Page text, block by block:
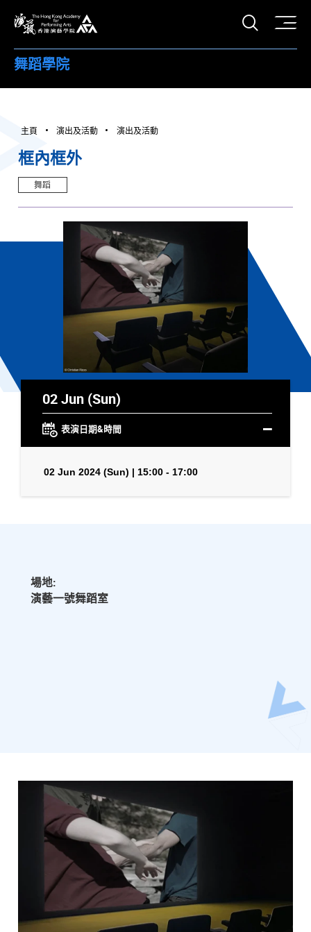
打開
舞蹈學院
主頁 演出及活動 演出及活動
框內框外
舞蹈
02 Jun (Sun)
表演日期&時間
02 Jun 2024 (Sun) | 15:00 - 17:00
場地:
演藝一號舞蹈室